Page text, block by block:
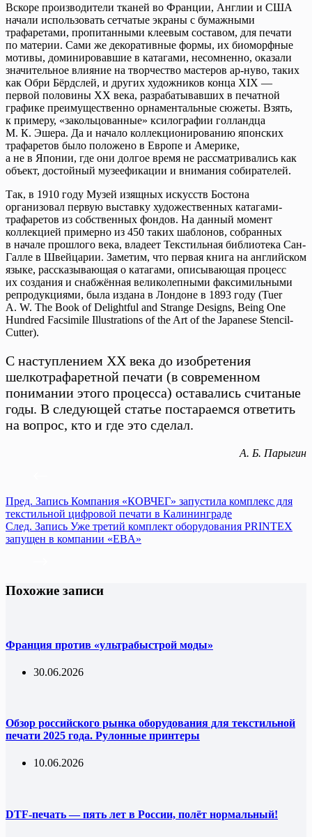
Вскоре производители тканей во Франции, Англии и США
начали использовать сетчатые экраны с бумажными
трафаретами, пропитанными клеевым составом, для печати
по материи. Сами же декоративные формы, их биоморфные
мотивы, доминировавшие в катагами, несомненно, оказали
значительное влияние на творчество мастеров ар-нуво, таких
как Обри Бёрдслей, и других художников конца XIX —
первой половины ХХ века, разрабатывавших в печатной
графике преимущественно орнаментальные сюжеты. Взять,
к примеру, «закольцованные» ксилографии голландца
М. К. Эшера. Да и начало коллекционированию японских
трафаретов было положено в Европе и Америке,
а не в Японии, где они долгое время не рассматривались как
объект, достойный музеефикации и внимания собирателей.
Так, в 1910 году Музей изящных искусств Бостона
организовал первую выставку художественных катагами-
трафаретов из собственных фондов. На данный момент
коллекцией примерно из 450 таких шаблонов, собранных
в начале прошлого века, владеет Текстильная библиотека Сан-
Галле в Швейцарии. Заметим, что первая книга на английском
языке, рассказывающая о катагами, описывающая процесс
их создания и снабжённая великолепными факсимильными
репродукциями, была издана в Лондоне в 1893 году (Tuer
A. W. The Book of Delightful and Strange Designs, Being One
Hundred Facsimile Illustrations of the Art of the Japanese Stencil-
Cutter).
С наступлением ХХ века до изобретения
шелкотрафаретной печати (в современном
понимании этого процесса) оставались считаные
годы. В следующей статье постараемся ответить
на вопрос, кто и где это сделал.
А. Б. Парыгин
Пред. Запись Компания «КОВЧЕГ» запустила комплекс для
текстильной цифровой печати в Калининграде
След. Запись Уже третий комплект оборудования PRINTEX
запущен в компании «EВA»
Похожие записи
Франция против «ультрабыстрой моды»
30.06.2026
Обзор российского рынка оборудования для текстильной
печати 2025 года. Рулонные принтеры
10.06.2026
DTF-печать — пять лет в России, полёт нормальный!